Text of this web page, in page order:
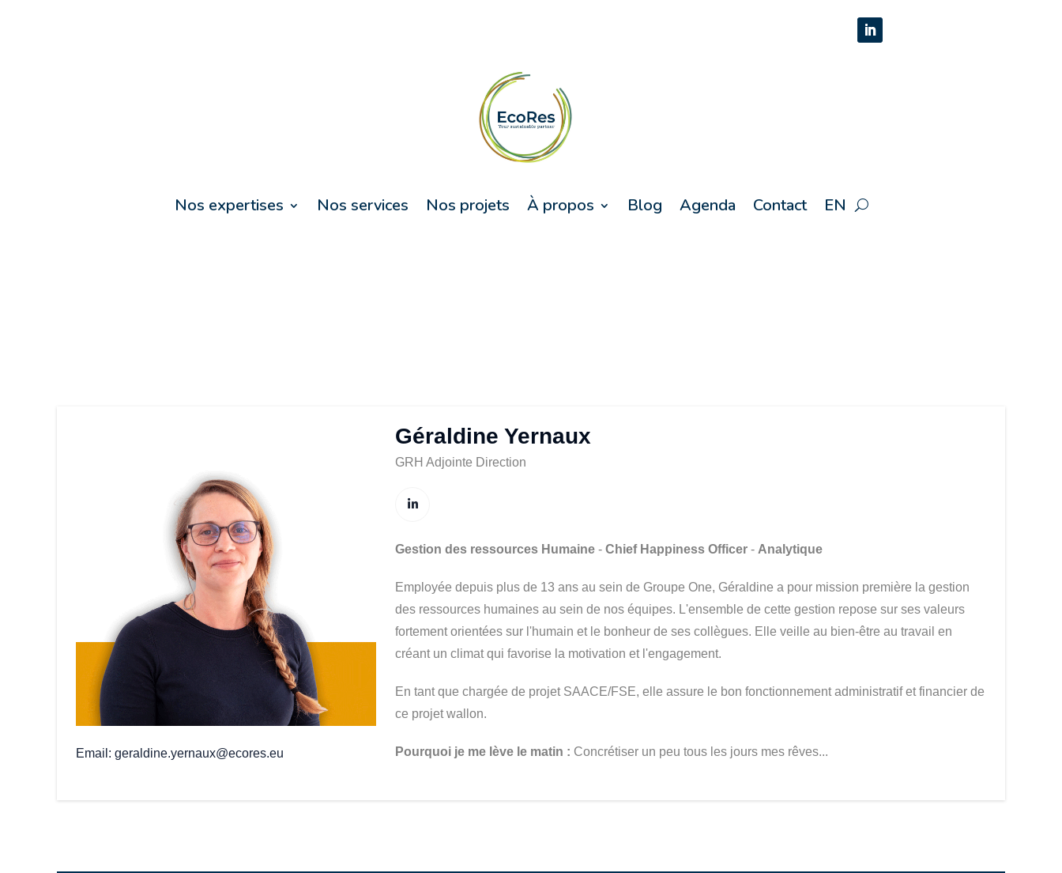
Nos expertises Nos services Nos projets À propos Blog Agenda Contact EN
Email geraldine.yernaux@ecores.eu
Géraldine Yernaux
GRH Adjointe Direction
Gestion des ressources Humaine -Chief Happiness Officer - Analytique
Employée depuis plus de 13 ans au sein de Groupe One, Géraldine a pour mission première la gestion
des ressources humaines au sein de nos équipes. L'ensemble de cette gestion repose sur ses valeurs
fortement orientées sur l'humain et le bonheur de ses collègues. Elle veille au bien-être au travail en
créant un climat qui favorise la motivation et l'engagement.
En tant que chargée de projet SAACE/FSE, elle assure le bon fonctionnement administratif et financier de
ce projet wallon.
Pourquoi je me lève le matin : Concrétiser un peu tous les jours mes rêves...